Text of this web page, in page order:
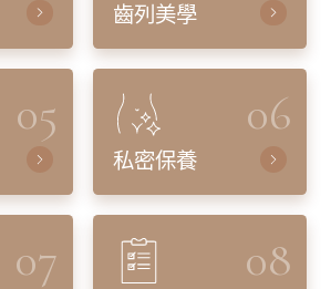
齒列美學
05 06
私密保養
07 08